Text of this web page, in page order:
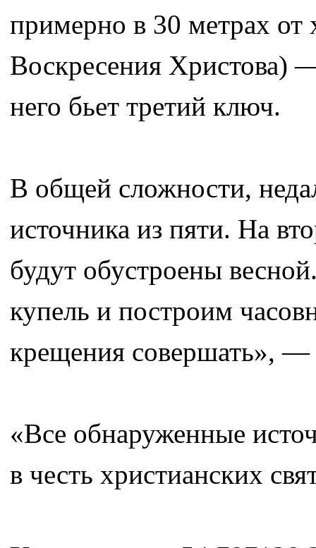
примерно в 30 метрах от
Воскресения Христова)
него бьет третий ключ.
В общей сложности,
источника из пяти. На
будут обустроены
купель и построим
крещения совершать», —
«Все обнаруженные
в честь христианских